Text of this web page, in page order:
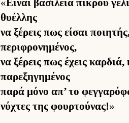
θυέλ­λης
να ξέρεις πως εί­σαι
περιφρονημένος,
να ξέρεις πως έχεις καρ­διά,
παρεξηγημένος
παρά μόνο απ’ το
νύχτες της φουρ­τού­νας!»